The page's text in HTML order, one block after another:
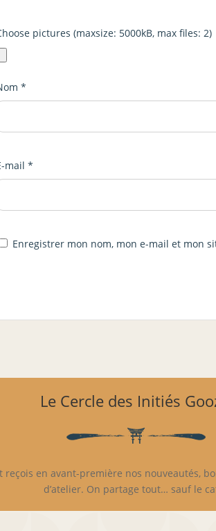
pictures (maxsize: 5000kB, max files: 2)
*
mail*
Enregistrer mon nom, mon e-mail et mon
Le Cercle des Initiés
reçois en avant-première nos nouveautés,
d’atelier. On partage tout… sauf le